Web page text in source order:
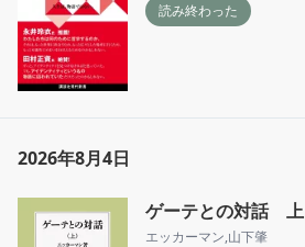
読み終わった
2026年8月4日
ゲーテとの対話 上
エッカーマン,山下肇